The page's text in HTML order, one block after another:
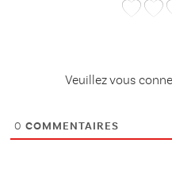
Veuillez vous
0 COMMENTAIRES